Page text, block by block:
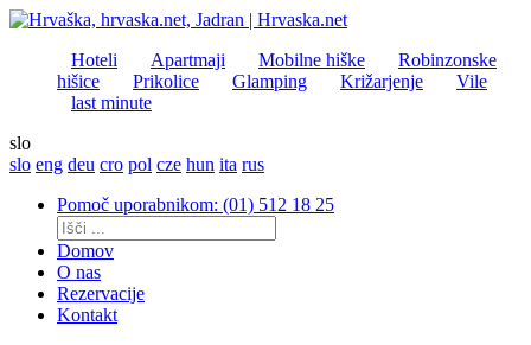
Hoteli Apartmaji Mobilne hiške
Robinzonske
hišice
Prikolice Glamping Križarjenje
Vile
last minute
slo
slo eng deu cro pol cze hun ita rus
Pomoč uporabnikom: (01) 512 18 25
Domov
O nas
Rezervacije
Kontakt